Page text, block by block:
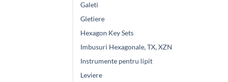
Galeti
Gletiere
Hexagon Key Sets
Imbusuri Hexagonale, TX, XZN
Instrumente pentru lipit
Leviere